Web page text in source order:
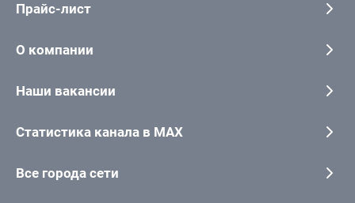
Прайс-лист
О компании
Наши вакансии
Статистика канала в MAX
Все города сети